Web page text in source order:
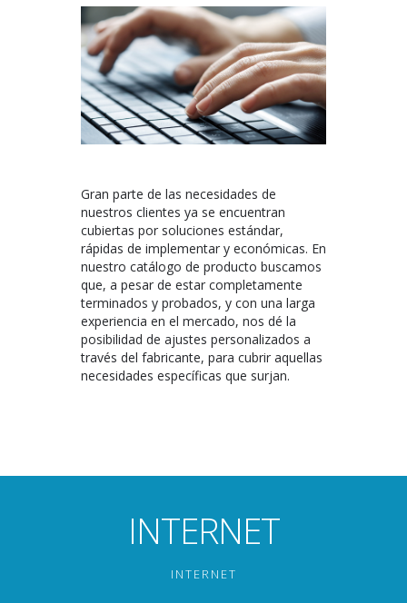
Gran parte de las necesidades de
nuestros clientes ya se encuentran
cubiertas por soluciones estándar,
rápidas de implementar y económicas. En
nuestro catálogo de producto buscamos
que, a pesar de estar completamente
terminados y probados, y con una larga
experiencia en el mercado, nos dé la
posibilidad de ajustes personalizados a
través del fabricante, para cubrir aquellas
necesidades específicas que surjan.
INTERNET
INTERNET